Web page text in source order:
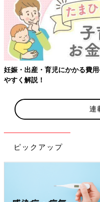
妊娠・出産・育児にかかる費
やすく解説！
連
ピックアップ